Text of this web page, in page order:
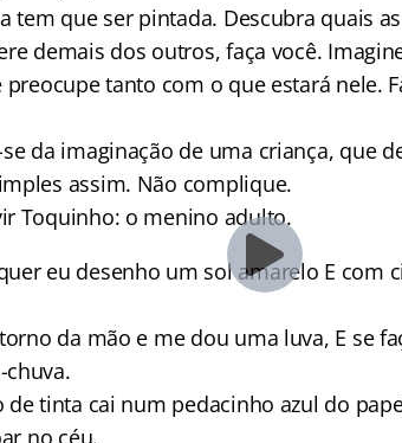
tem que ser pintada. Descubra quais
demais dos outros, faça você.
tanto com o que estará nele.
da imaginação de uma criança, que
assim. Não complique.
Toquinho: o menino adulto.
eu desenho um sol amarelo E com
da mão e me dou uma luva, E se
tinta cai num pedacinho azul do
no céu.